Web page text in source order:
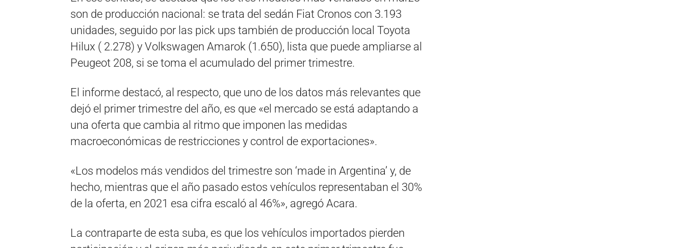
son de producción nacional: se trata del sedán Fiat Cronos con 3.193
unidades, seguido por las pick ups también de producción local Toyota
Hilux ( 2.278) y Volkswagen Amarok (1.650), lista que puede ampliarse al
Peugeot 208, si se toma el acumulado del primer trimestre.
El informe destacó, al respecto, que uno de los datos más relevantes que
dejó el primer trimestre del año, es que «el mercado se está adaptando a
una oferta que cambia al ritmo que imponen las medidas
macroeconómicas de restricciones y control de exportaciones».
«Los modelos más vendidos del trimestre son ‘made in Argentina’ y, de
hecho, mientras que el año pasado estos vehículos representaban el 30%
de la oferta, en 2021 esa cifra escaló al 46%», agregó Acara.
La contraparte de esta suba, es que los vehículos importados pierden